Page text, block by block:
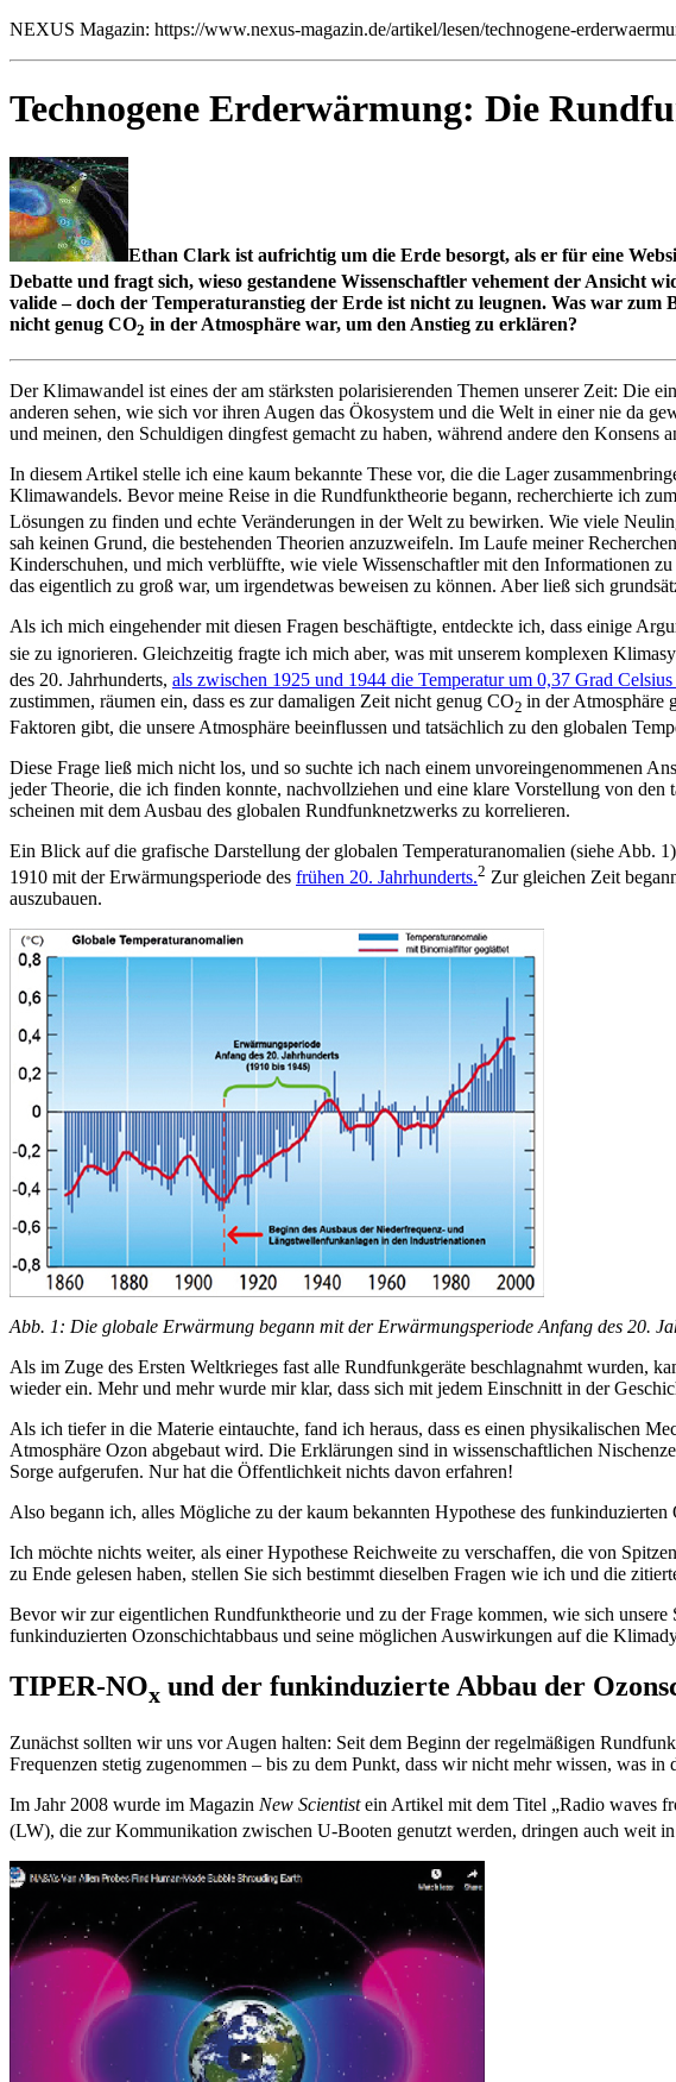
NEXUS Magazin: https://www.nexus-magazin.de/artikel/lesen/technogene-
Technogene Erderwärmung: Die
Ethan Clark ist aufrichtig um die Erde besorgt, als er für eine
Debatte und fragt sich, wieso gestandene Wissenschaftler vehement der Ansicht
valide – doch der Temperaturanstieg der Erde ist nicht zu leugnen. Was war zum
nicht genug CO2 in der Atmosphäre war, um den Anstieg zu erklären?
Der Klimawandel ist eines der am stärksten polarisierenden Themen unserer Zeit: Die
anderen sehen, wie sich vor ihren Augen das Ökosystem und die Welt in einer nie da
und meinen, den Schuldigen dingfest gemacht zu haben, während andere den
In diesem Artikel stelle ich eine kaum bekannte These vor, die die Lager
Klimawandels. Bevor meine Reise in die Rundfunktheorie begann, recherchierte ich
Lösungen zu finden und echte Veränderungen in der Welt zu bewirken. Wie viele
sah keinen Grund, die bestehenden Theorien anzuzweifeln. Im Laufe meiner
Kinderschuhen, und mich verblüffte, wie viele Wissenschaftler mit den Informationen
das eigentlich zu groß war, um irgendetwas beweisen zu können. Aber ließ sich
Als ich mich eingehender mit diesen Fragen beschäftigte, entdeckte ich, dass einige
sie zu ignorieren. Gleichzeitig fragte ich mich aber, was mit unserem komplexen
des 20. Jahrhunderts, als zwischen 1925 und 1944 die Temperatur um 0,37 Grad Celsius
zustimmen, räumen ein, dass es zur damaligen Zeit nicht genug CO2 in der Atmosphäre
Faktoren gibt, die unsere Atmosphäre beeinflussen und tatsächlich zu den globalen
Diese Frage ließ mich nicht los, und so suchte ich nach einem unvoreingenommenen
jeder Theorie, die ich finden konnte, nachvollziehen und eine klare Vorstellung von
scheinen mit dem Ausbau des globalen Rundfunknetzwerks zu korrelieren.
Ein Blick auf die grafische Darstellung der globalen Temperaturanomalien (siehe
1910 mit der Erwärmungsperiode des frühen 20. Jahrhunderts.2 Zur gleichen Zeit
auszubauen.
Abb. 1: Die globale Erwärmung begann mit der Erwärmungsperiode Anfang des 20.
Als im Zuge des Ersten Weltkrieges fast alle Rundfunkgeräte beschlagnahmt wurden,
wieder ein. Mehr und mehr wurde mir klar, dass sich mit jedem Einschnitt in der
Als ich tiefer in die Materie eintauchte, fand ich heraus, dass es einen physikalischen
Atmosphäre Ozon abgebaut wird. Die Erklärungen sind in wissenschaftlichen
Sorge aufgerufen. Nur hat die Öffentlichkeit nichts davon erfahren!
Also begann ich, alles Mögliche zu der kaum bekannten Hypothese des
Ich möchte nichts weiter, als einer Hypothese Reichweite zu verschaffen, die von
zu Ende gelesen haben, stellen Sie sich bestimmt dieselben Fragen wie ich und die
Bevor wir zur eigentlichen Rundfunktheorie und zu der Frage kommen, wie sich
funkinduzierten Ozonschichtabbaus und seine möglichen Auswirkungen auf die
TIPER-NOx und der funkinduzierte Abbau der
Zunächst sollten wir uns vor Augen halten: Seit dem Beginn der regelmäßigen
Frequenzen stetig zugenommen – bis zu dem Punkt, dass wir nicht mehr wissen, was
Im Jahr 2008 wurde im Magazin New Scientistein Artikel mit dem Titel „Radio waves
(LW), die zur Kommunikation zwischen U-Booten genutzt werden, dringen auch weit